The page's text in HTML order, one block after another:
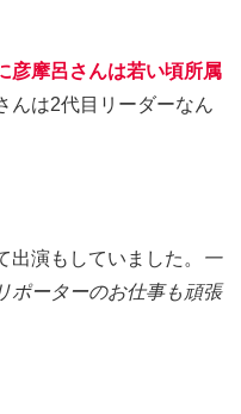
彦摩呂さんは若い頃所属
んは2代目リーダーなん
演もしていました。
一
ポーターのお仕事も頑張